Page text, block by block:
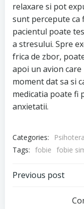
relaxare si pot
sunt percepute ca
pacientul poate
a stresului. Spre
frica de zbor,
apoi un avion care
moment dat sa si
medicatia poate fi
anxietatii.
Categories:
Tags: fobie fobie
Post
Previous post